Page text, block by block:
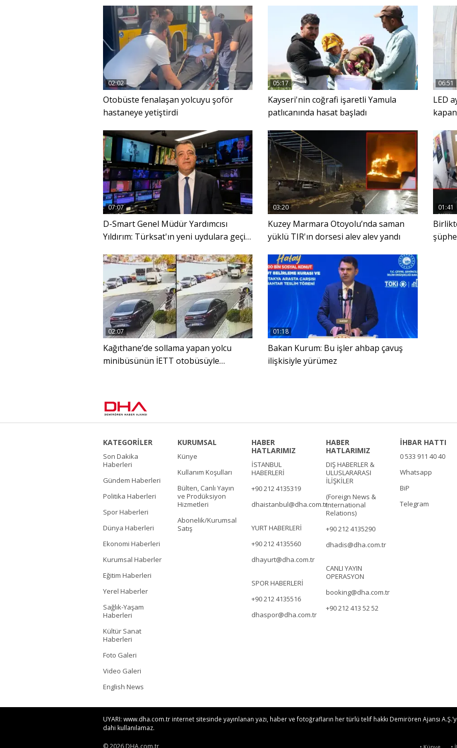
taburcu
olabiliyor'
önleniyor
02:02
Otobüste fenalaşan yolcuyu şoför
hastaneye yetiştirdi
05:17
Kayseri'nin coğrafi işaretli Yamula
patlıcanında hasat başladı
06:51
LED
07:07
D-Smart Genel Müdür Yardımcısı
Yıldırım: Türksat'ın yeni uydulara geçişi
03:20
Kuzey Marmara Otoyolu’nda saman
yüklü TIR'ın dorsesi alev alev yandı
01:41
02:07
Kağıthane’de sollama yapan yolcu
minibüsünün İETT otobüsüyle
01:18
Bakan Kurum: Bu işler ahbap çavuş
ilişkisiyle yürümez
KATEGORİLER
Son Dakika
Haberleri
Gündem Haberleri
Politika Haberleri
Spor Haberleri
Dünya Haberleri
Ekonomi Haberleri
Kurumsal Haberler
Eğitim Haberleri
Yerel Haberler
Sağlık-Yaşam
Haberleri
Kültür Sanat
Haberleri
Foto Galeri
Video Galeri
English News
KURUMSAL
Künye
Kullanım Koşulları
Bülten, Canlı Yayın
ve Prodüksiyon
Hizmetleri
Abonelik/Kurumsal
Satış
HABER
HATLARIMIZ
İSTANBUL
HABERLERİ
+90 212 4135319
dhaistanbul@dha.com.tr
YURT HABERLERİ
+90 212 4135560
dhayurt@dha.com.tr
SPOR HABERLERİ
+90 212 4135516
dhaspor@dha.com.tr
HABER
HATLARIMIZ
DIŞ HABERLER &
ULUSLARARASI
İLİŞKİLER
(Foreign News &
International
Relations)
+90 212 4135290
dhadis@dha.com.tr
CANLI YAYIN
OPERASYON
booking@dha.com.tr
+90 212 413 52 52
İHBAR HATTI
0 533 911 40 40
Whatsapp
BiP
Telegram
UYARI: www.dha.com.tr internet sitesinde yayınlanan yazı, haber ve fotoğrafların her türlü telif hakkı Demirören Ajansı
dahi kullanılamaz.